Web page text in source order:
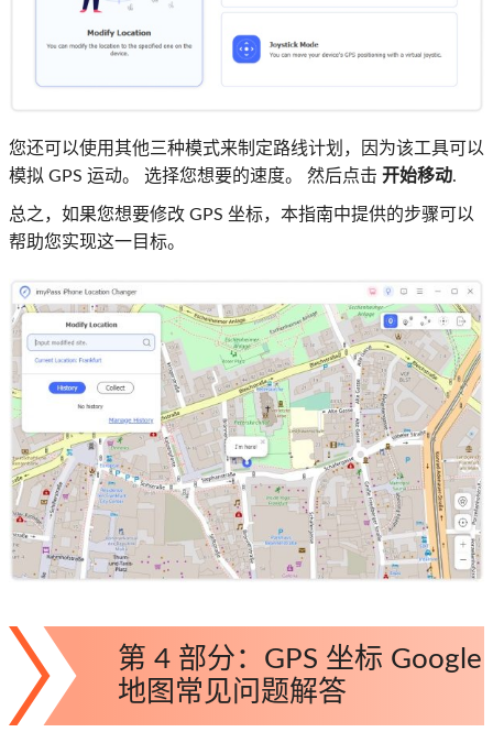
您还可以使用其他三种模式来制定路线计划，因为该工具可以
模拟 GPS 运动。 选择您想要的速度。 然后点击 开始移动.
总之，如果您想要修改 GPS 坐标，本指南中提供的步骤可以
帮助您实现这一目标。
第 4 部分：GPS 坐标 Google
地图常见问题解答